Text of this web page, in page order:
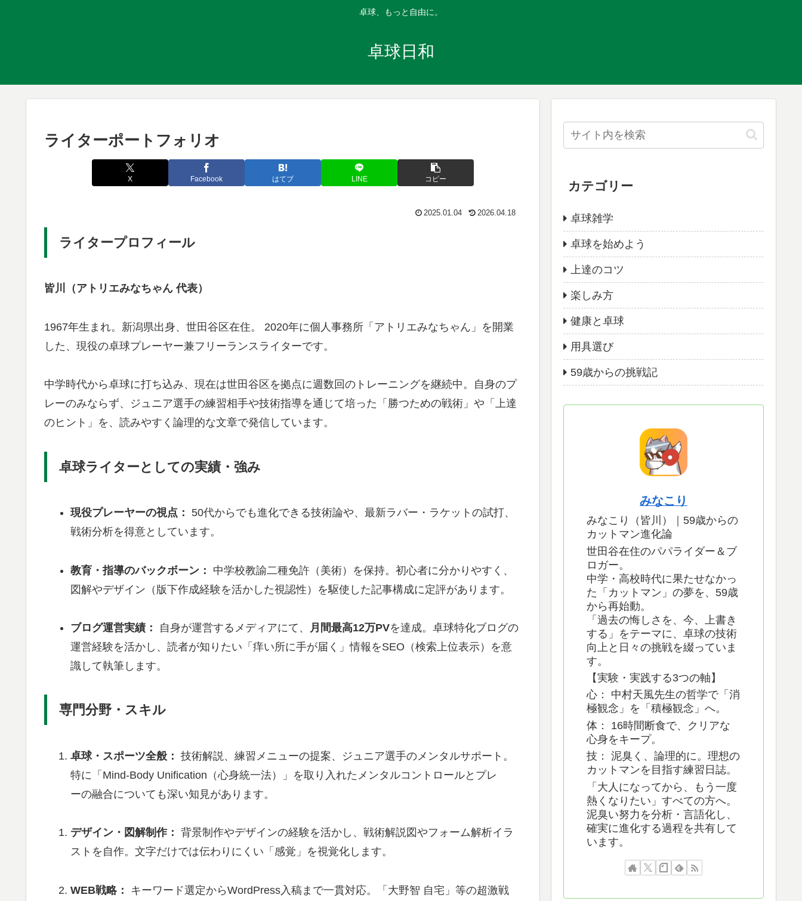
卓球、もっと自由に。
卓球日和
ライターポートフォリオ
X Facebook はてブ LINE コピー
2025.01.04 2026.04.18
ライタープロフィール
皆川（アトリエみなちゃん 代表）
1967年生まれ。新潟県出身、世田谷区在住。 2020年に個人事務所「アトリエみなちゃん」を開業
した、現役の卓球プレーヤー兼フリーランスライターです。
中学時代から卓球に打ち込み、現在は世田谷区を拠点に週数回のトレーニングを継続中。自身のプ
レーのみならず、ジュニア選手の練習相手や技術指導を通じて培った「勝つための戦術」や「上達
のヒント」を、読みやすく論理的な文章で発信しています。
卓球ライターとしての実績・強み
現役プレーヤーの視点：
50代からでも進化できる技術論や、最新ラバー・ラケットの試打、
戦術分析を得意としています。
教育・指導のバックボーン：
中学校教諭二種免許（美術）を保持。初心者に分かりやすく、
図解やデザイン（版下作成経験を活かした視認性）を駆使した記事構成に定評があります。
ブログ運営実績： 自身が運営するメディアにて、 月間最高12万PVを達成。卓球特化ブログの
運営経験を活かし、読者が知りたい「痒い所に手が届く」情報をSEO（検索上位表示）を意
識して執筆します。
専門分野・スキル
卓球・スポーツ全般： 技術解説、練習メニューの提案、ジュニア選手のメンタルサポート。
特に「Mind-Body Unification（心身統一法）」を取り入れたメンタルコントロールとプレ
ーの融合についても深い知見があります。
デザイン・図解制作： 背景制作やデザインの経験を活かし、戦術解説図やフォーム解析イラ
ストを自作。文字だけでは伝わりにくい「感覚」を視覚化します。
WEB戦略：
キーワード選定からWordPress入稿まで一貫対応。「大野智 自宅」等の超激戦
カテゴリー
卓球雑学
卓球を始めよう
上達のコツ
楽しみ方
健康と卓球
用具選び
59歳からの挑戦記
みなこり
みなこり（皆川）｜59歳からの
カットマン進化論
世田谷在住のパパライダー＆ブ
ロガー。
中学・高校時代に果たせなかっ
た「カットマン」の夢を、59歳
から再始動。
「過去の悔しさを、今、上書き
する」をテーマに、卓球の技術
向上と日々の挑戦を綴っていま
す。
【実験・実践する3つの軸】
心： 中村天風先生の哲学で「消
極観念」を「積極観念」へ。
体： 16時間断食で、クリアな
心身をキープ。
技： 泥臭く、論理的に。理想の
カットマンを目指す練習日誌。
「大人になってから、もう一度
熱くなりたい」すべての方へ。
泥臭い努力を分析・言語化し、
確実に進化する過程を共有して
います。